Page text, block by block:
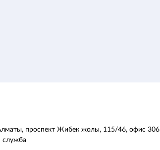
проспект Жибек жолы, 115/46, офис 306
служба